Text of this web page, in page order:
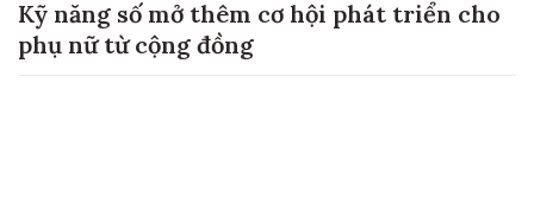
Kỹ năng số mở thêm cơ hội phát triển cho
phụ nữ từ cộng đồng